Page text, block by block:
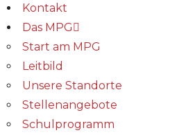
Kontakt
Das MPG
Start am MPG
Leitbild
Unsere Standorte
Stellenangebote
Schulprogramm